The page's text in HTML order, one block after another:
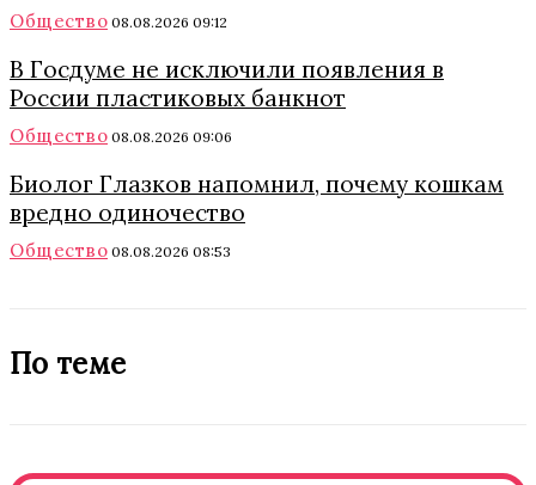
Общество 08.08.2026 09:12
В Госдуме не исключили появления в
России пластиковых банкнот
Общество 08.08.2026 09:06
Биолог Глазков напомнил, почему кошкам
вредно одиночество
Общество 08.08.2026 08:53
По теме